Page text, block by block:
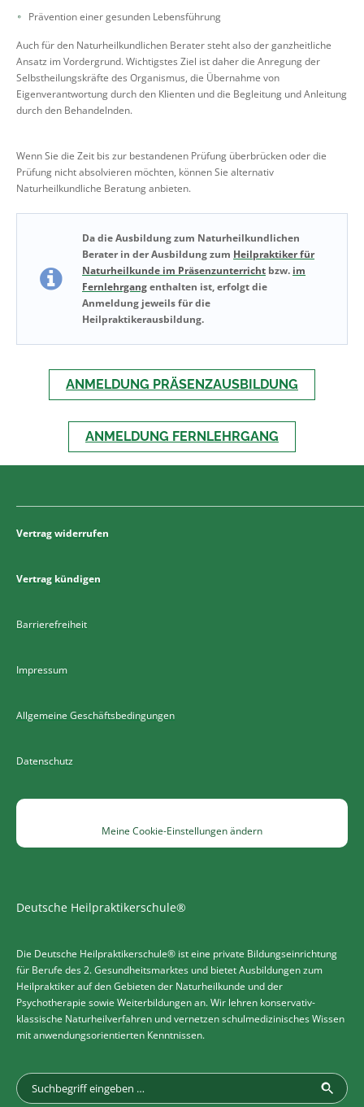
Prävention einer gesunden Lebensführung
Auch für den Naturheilkundlichen Berater steht also der ganzheitliche
Ansatz im Vordergrund. Wichtigstes Ziel ist daher die Anregung der
Selbstheilungskräfte des Organismus, die Übernahme von
Eigenverantwortung durch den Klienten und die Begleitung und Anleitung
durch den Behandelnden.
Wenn Sie die Zeit bis zur bestandenen Prüfung überbrücken oder die
Prüfung nicht absolvieren möchten, können Sie alternativ
Naturheilkundliche Beratung anbieten.
Da die Ausbildung zum Naturheilkundlichen
Berater in der Ausbildung zum Heilpraktiker für
Naturheilkunde im Präsenzunterricht bzw. im
Fernlehrgangenthalten ist, erfolgt die
Anmeldung jeweils für die
Heilpraktikerausbildung.
ANMELDUNG PRÄSENZAUSBILDUNG
ANMELDUNG FERNLEHRGANG
Vertrag widerrufen
Vertrag kündigen
Barrierefreiheit
Impressum
Allgemeine Geschäftsbedingungen
Datenschutz
Meine Cookie-Einstellungen ändern
Deutsche Heilpraktikerschule®
Die Deutsche Heilpraktikerschule® ist eine private Bildungseinrichtung
für Berufe des 2. Gesundheitsmarktes und bietet Ausbildungen zum
Heilpraktiker auf den Gebieten der Naturheilkunde und der
Psychotherapie sowie Weiterbildungen an. Wir lehren konservativ-
klassische Naturheilverfahren und vernetzen schulmedizinisches Wissen
mit anwendungsorientierten Kenntnissen.